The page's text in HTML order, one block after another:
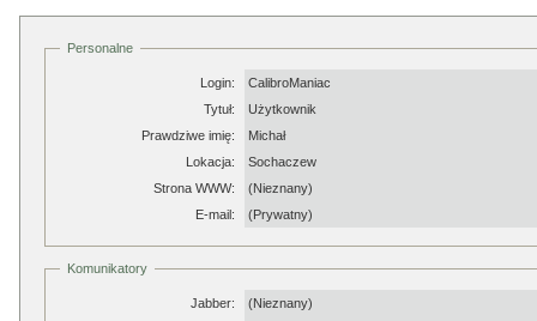
Personalne
Login:
CalibroManiac
Tytuł:
Użytkownik
Prawdziwe imię:
Michał
Lokacja:
Sochaczew
Strona WWW:
(Nieznany)
E-mail:
(Prywatny)
Komunikatory
Jabber:
(Nieznany)